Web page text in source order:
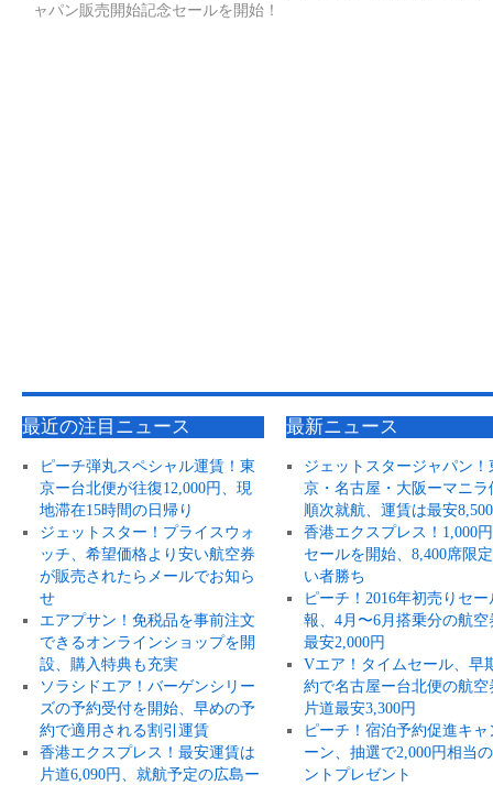
ャパン販売開始記念セールを開始！
最近の注目ニュース
ピーチ弾丸スペシャル運賃！東
京ー台北便が往復12,000円、現
地滞在15時間の日帰り
ジェットスター！プライスウォ
ッチ、希望価格より安い航空券
が販売されたらメールでお知ら
せ
エアプサン！免税品を事前注文
できるオンラインショップを開
設、購入特典も充実
ソラシドエア！バーゲンシリー
ズの予約受付を開始、早めの予
約で適用される割引運賃
香港エクスプレス！最安運賃は
片道6,090円、就航予定の広島ー
最新ニュース
ジェットスタージャパン！
京・名古屋・大阪ーマニラ
順次就航、運賃は最安
香港エクスプレス！1,000
セールを開始、8,400席限
い者勝ち
ピーチ！2016年初売りセー
報、4月〜6月搭乗分の航空
最安2,000円
Vエア！タイムセール、早
約で名古屋ー台北便の航空
片道最安3,300円
ピーチ！宿泊予約促進キャ
ーン、抽選で2,000円相当
ントプレゼント